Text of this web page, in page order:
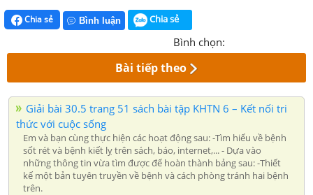
Chia sẻ Bình luận Chia sẻ
Bình chọn:
Bài tiếp theo
Giải bài 30.5 trang 51 sách bài tập KHTN 6 – Kết nối tri
thức với cuộc sống
Em và bạn cùng thực hiện các hoạt động sau: -Tìm hiểu về bệnh
sốt rét và bệnh kiết lỵ trên sách, báo, internet,... - Dựa vào
những thông tin vừa tìm được để hoàn thành bảng sau: -Thiết
kế một bản tuyên truyền về bệnh và cách phòng tránh hai bệnh
trên.